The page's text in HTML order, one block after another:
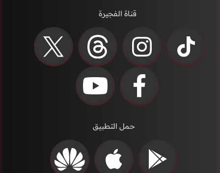
قناة الفجيرة
حمل التطبيق